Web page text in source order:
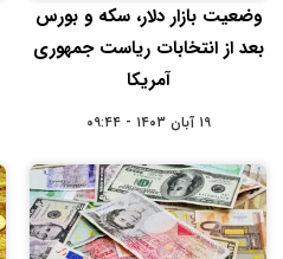
وضعیت بازار دلار، سکه و بورس
بعد از انتخابات ریاست جمهوری
آمریکا
۱۹ آبان ۱۴۰۳ - ۰۹:۴۴